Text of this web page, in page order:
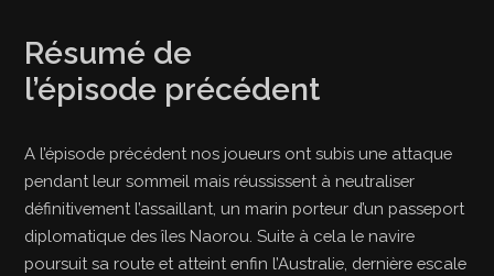
Résumé de
l’épisode précédent
A l’épisode précédent nos joueurs ont subis une attaque
pendant leur sommeil mais réussissent à neutraliser
définitivement l’assaillant, un marin porteur d’un passeport
diplomatique des îles Naorou. Suite à cela le navire
poursuit sa route et atteint enfin l’Australie, dernière escale